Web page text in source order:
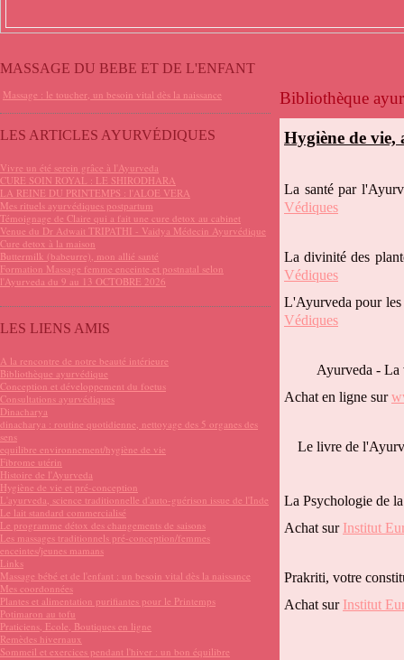
MASSAGE DU BEBE ET DE L'ENFANT
Massage : le toucher, un besoin vital dès la naissance
LES ARTICLES AYURVÉDIQUES
Vivre un été serein grâce à l'Ayurveda
CURE SOIN ROYAL : LE SHIRODHARA
LA REINE DU PRINTEMPS : l'ALOE VERA
Mes rituels ayurvédiques postpartum
Témoignage de Claire qui a fait une cure detox au cabinet
Venue du Dr Adwait TRIPATHI - Vaidya Médecin Ayurvédique
Cure detox à la maison
Buttermilk (babeurre), mon allié santé
Formation Massage femme enceinte et postnatal selon
l'Ayurveda du 9 au 13 OCTOBRE 2026
LES LIENS AMIS
A la rencontre de notre beauté intérieure
Bibliothèque ayurvédique
Conception et développement du foetus
Consultations ayurvédiques
Dinacharya
dinacharya : routine quotidienne, nettoyage des 5 organes des
sens
equilibre environnement/hygiène de vie
Fibrome utérin
Histoire de l'Ayurveda
Hygiène de vie et pré-conception
L'ayurveda, science traditionnelle d'auto-guérison issue de l'Inde
Le lait standard commercialisé
Le programme détox des changements de saisons
Les massages traditionnels pré-conception/femmes
enceintes/jeunes mamans
Links
Massage bébé et de l'enfant : un besoin vital dès la naissance
Mes coordonnées
Plantes et alimentation purifiantes pour le Printemps
Potimaron au tofu
Praticiens, Ecole, Boutiques en ligne
Remèdes hivernaux
Sommeil et exercices pendant l'hiver : un bon équilibre
Bibliothèque
Hygiène de vie,
La santé par
Védiques
La divinité des
Védiques
L'Ayurveda pour
Védiques
Ayurveda - La
Achat en ligne sur
Le livre de
La Psychologie de
Achat sur Institut
Prakriti, votre
Achat sur Institut